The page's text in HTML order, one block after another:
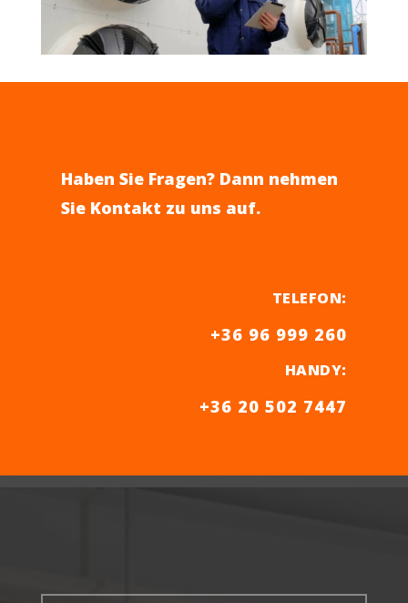
Haben Sie Fragen? Dann nehmen
Sie Kontakt zu uns auf.
TELEFON:
+36 96 999 260
HANDY:
+36 20 502 7447